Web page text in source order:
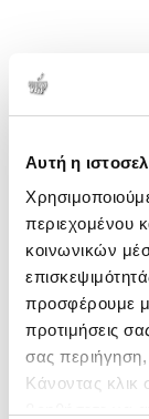
Αυτή η
περιεχομένου
κοινωνικών
προσφέρουμε
προτιμήσεις
σας περιήγηση,
Κάνοντας κλικ